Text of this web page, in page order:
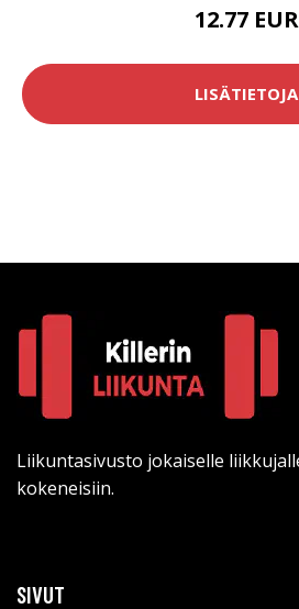
12.77 EUR
LISÄTIETOJA
Liikuntasivusto jokaiselle
kokeneisiin.
SIVUT